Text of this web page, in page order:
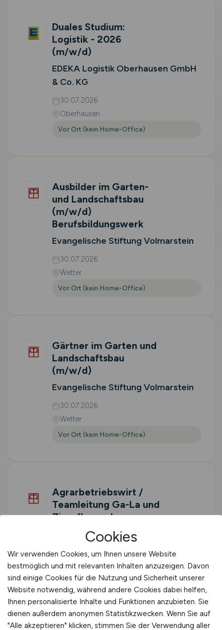
Duales Studium:
Logistik - 2026
(m/w/d)
EDEKA Logistik Oberhausen GmbH
& Co. KG
30.07.2026
Oberhausen
Vor Ort (kein Home-Office)
Ausbilder im Garten-
und Landschaftsbau
(m/w/d)
Berufsbildungswerk
Evangelische Stiftung Volmarstein
30.07.2026
Wetter
Vor Ort (kein Home-Office)
Gärtner im Garten und
Landschaftsbau
(m/w/d)
Evangelische Stiftung Volmarstein
30.07.2026
Wetter
Vor Ort (kein Home-Office)
Agrarbetriebswirt /
Teamleitung Ga-La und
Zierpflanzenbau
(m/w/d)
30.07.2026
Wetter
Vor Ort (kein Home-Office)
Cookies
Wir verwenden Cookies, um Ihnen unsere Website
bestmöglich und mit relevanten Inhalten anzuzeigen. Davon
sind einige Cookies für die Nutzung und Sicherheit unserer
Website notwendig, während andere Cookies dabei helfen,
Ihnen personalisierte Inhalte und Funktionen anzubieten. Sie
dienen außerdem anonymen Statistikzwecken. Wenn Sie auf
"Alle akzeptieren" klicken, stimmen Sie der Verwendung aller